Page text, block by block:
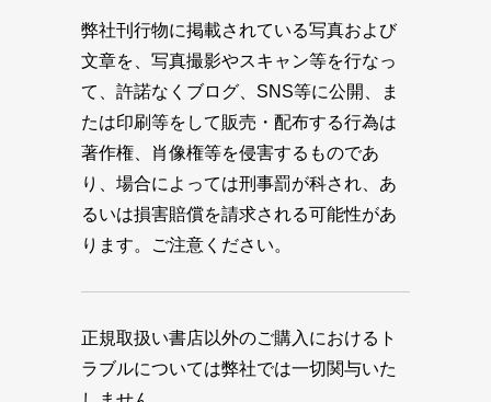
弊社刊行物に掲載されている写真および
文章を、写真撮影やスキャン等を行なっ
て、許諾なくブログ、SNS等に公開、ま
たは印刷等をして販売・配布する行為は
著作権、肖像権等を侵害するものであ
り、場合によっては刑事罰が科され、あ
るいは損害賠償を請求される可能性があ
ります。ご注意ください。
正規取扱い書店以外のご購入におけるト
ラブルについては弊社では一切関与いた